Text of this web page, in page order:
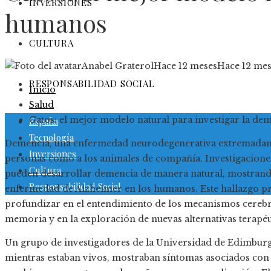
INVERSIONES
CULTURA
RESPONSABILIDAD SOCIAL
España
Tecnología
Inversiones
Cultura
Responsabilidad Social
humanos
Anabel GraterolHace 12 mesesHace 12
Inicio
Salud
Gatos: el mejor modelo natural para investigar la
Demencia, una enfermedad neurodegenerativa
personas como a los animales de compañía.
pueden desarrollar demencia de manera natural,
enfermedad de Alzheimer en los humanos. Este hallazgo
profundizar en el entendimiento de los mecanismos
memoria y en la exploración de nuevas alternativas
Un grupo de investigadores de la Universidad de
mientras estaban vivos, mostraban síntomas asociados